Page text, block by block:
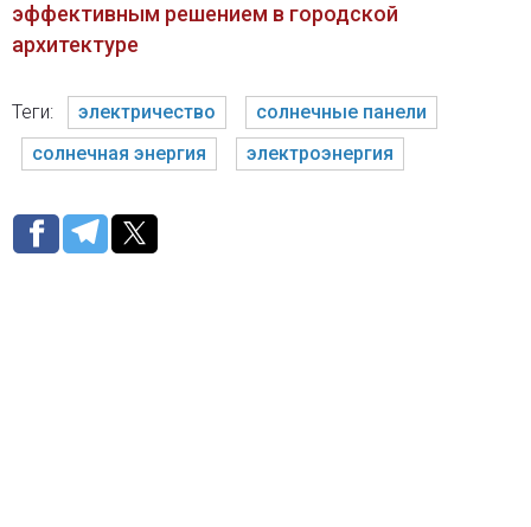
эффективным решением в городской
архитектуре
Теги: электричество
солнечные панели
солнечная энергия
электроэнергия